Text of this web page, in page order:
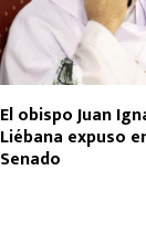
El obispo Juan
Liébana expuso
Senado